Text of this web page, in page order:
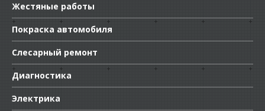
Жестяные работы
Покраска автомобиля
Слесарный ремонт
Диагностика
Электрика